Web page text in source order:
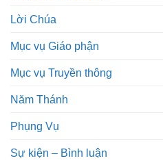
Lời Chúa
Mục vụ Giáo phận
Mục vụ Truyền thông
Năm Thánh
Phụng Vụ
Sự kiện – Bình luận